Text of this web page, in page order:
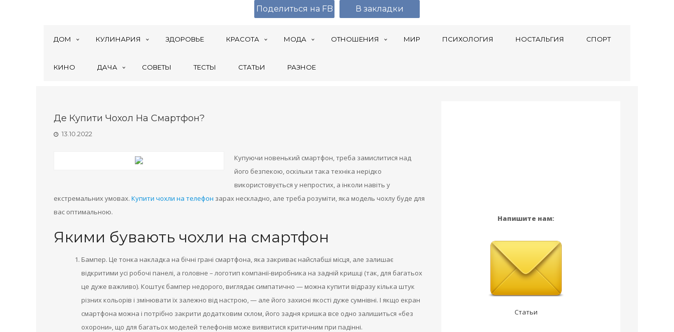
ДОМ КУЛИНАРИЯ ЗДОРОВЬЕ КРАСОТА МОДА ОТНОШЕНИЯ МИР ПСИХОЛОГИЯ НОСТАЛЬГИЯ СПОРТ
КИНО ДАЧА СОВЕТЫ ТЕСТЫ СТАТЬИ РАЗНОЕ
Де Купити Чохол На Смартфон?
13.10.2022
Купуючи новенький смартфон, треба замислитися над
його безпекою, оскільки така техніка нерідко
використовується у непростих, а інколи навіть у
екстремальних умовах. Купити чохли на телефон зарах нескладно, але треба розуміти, яка модель чохлу буде для
вас оптимальною.
Якими бувають чохли на смартфон
Бампер. Це тонка накладка на бічні грані смартфона, яка закриває найслабші місця, але залишає
відкритими усі робочі панелі, а головне – логотип компанії-виробника на задній кришці (так, для багатьох
це дуже важливо). Коштує бампер недорого, виглядає симпатично — можна купити відразу кілька штук
різних кольорів і змінювати їх залежно від настрою, — але його захисні якості дуже сумнівні. І якщо екран
смартфона можна і потрібно закрити додатковим склом, його задня кришка все одно залишиться «без
охорони», що для багатьох моделей телефонів може виявитися критичним при падінні.
Напишите нам:
Статьи
Поделиться на FB В закладки